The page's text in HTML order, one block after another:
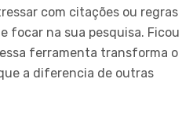
com citações ou regras
focar na sua pesquisa. Ficou
ferramenta transforma o
a diferencia de outras